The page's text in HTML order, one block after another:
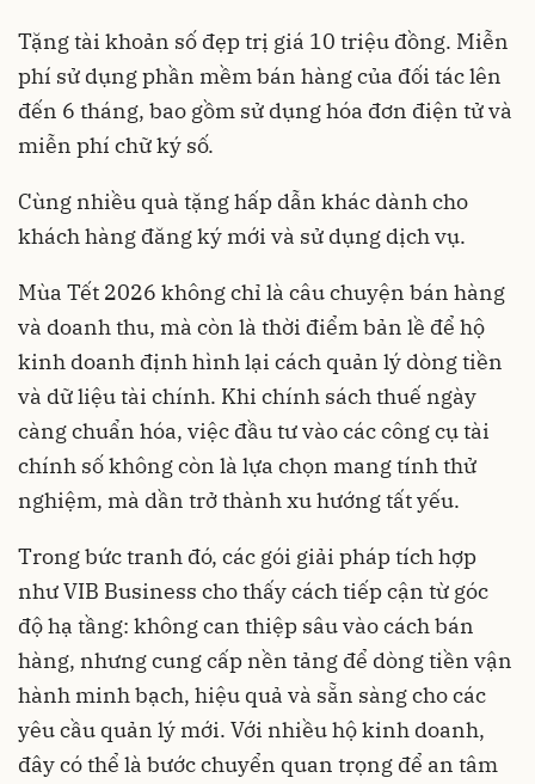
Tặng tài khoản số đẹp trị giá 10 triệu đồng. Miễn
phí sử dụng phần mềm bán hàng của đối tác lên
đến 6 tháng, bao gồm sử dụng hóa đơn điện tử và
miễn phí chữ ký số.
Cùng nhiều quà tặng hấp dẫn khác dành cho
khách hàng đăng ký mới và sử dụng dịch vụ.
Mùa Tết 2026 không chỉ là câu chuyện bán hàng
và doanh thu, mà còn là thời điểm bản lề để hộ
kinh doanh định hình lại cách quản lý dòng tiền
và dữ liệu tài chính. Khi chính sách thuế ngày
càng chuẩn hóa, việc đầu tư vào các công cụ tài
chính số không còn là lựa chọn mang tính thử
nghiệm, mà dần trở thành xu hướng tất yếu.
Trong bức tranh đó, các gói giải pháp tích hợp
như VIB Business cho thấy cách tiếp cận từ góc
độ hạ tầng: không can thiệp sâu vào cách bán
hàng, nhưng cung cấp nền tảng để dòng tiền vận
hành minh bạch, hiệu quả và sẵn sàng cho các
yêu cầu quản lý mới. Với nhiều hộ kinh doanh,
đây có thể là bước chuyển quan trọng để an tâm